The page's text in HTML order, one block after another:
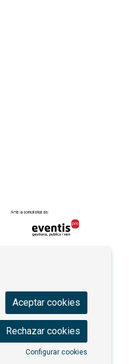
Aceptar cookies
Rechazar cookies
Configurar cookies